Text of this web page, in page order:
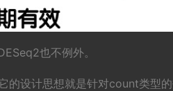
也不例外。
的设计思想就是针对count类型